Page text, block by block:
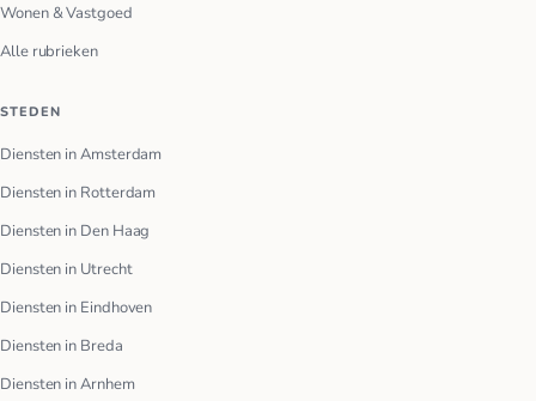
Wonen & Vastgoed
Alle rubrieken
STEDEN
Diensten in Amsterdam
Diensten in Rotterdam
Diensten in Den Haag
Diensten in Utrecht
Diensten in Eindhoven
Diensten in Breda
Diensten in Arnhem